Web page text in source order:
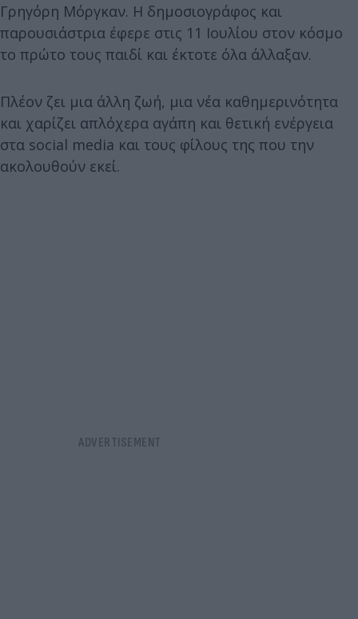
Γρηγόρη Μόργκαν. Η δημοσιογράφος και
παρουσιάστρια έφερε στις 11 Ιουλίου στον κόσμο
το πρώτο τους παιδί και έκτοτε όλα άλλαξαν.
Πλέον ζει μια άλλη ζωή, μια νέα καθημερινότητα
και χαρίζει απλόχερα αγάπη και θετική ενέργεια
στα social media και τους φίλους της που την
ακολουθούν εκεί.